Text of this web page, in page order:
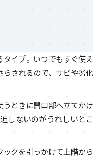
イプ。いつでもすぐ使え
されるので、サビや劣化
ときに開口部へ立てかけ
しないのがうれしいとこ
クを引っかけて上階から